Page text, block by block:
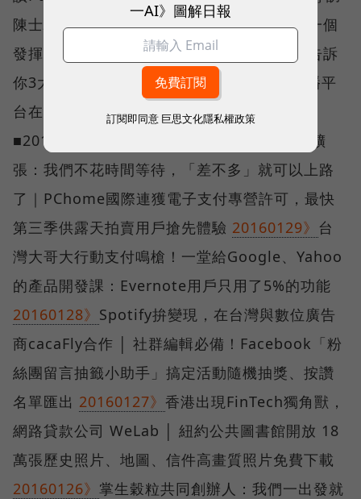
陳士駿：美食是下一個大事20160201》下一個
發揮的職場舞台在哪裡？讓LINE推手森川亮告訴
你3大原則！｜請來台灣南波萬的Twitch 直播平
台在幹嘛？不懂遊戲也該瞭解他們在瘋什麼！
■2016-Jan
Netflix高層談國際擴
張：我們不花時間等待，「差不多」就可以上路
了｜PChome國際連獲電子支付專營許可，最快
第三季供露天拍賣用戶搶先體驗 20160129》 台
灣大哥大行動支付鳴槍！一堂給Google、Yahoo
的產品開發課：Evernote用戶只用了5%的功能
20160128》 Spotify拚變現，在台灣與數位廣告
商cacaFly合作 │ 社群編輯必備！Facebook「粉
絲團留言抽籤小助手」搞定活動隨機抽獎、按讚
名單匯出 20160127》 香港出現FinTech獨角獸，
網路貸款公司 WeLab │ 紐約公共圖書館開放 18
萬張歷史照片、地圖、信件高畫質照片免費下載
20160126》 掌生穀粒共同創辦人：我們一出發就
一AI》圖解日報
訂閱即同意 巨思文化隱私權政策